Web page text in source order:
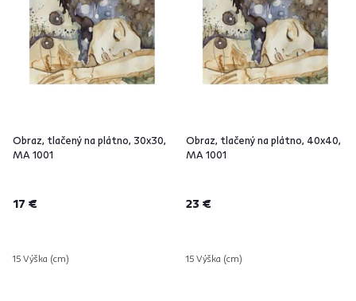
Obraz, tlačený na plátno, 30x30,
MA 1001
17 €
15 Výška (cm)
Obraz, tlačený na plátno, 40x40,
MA 1001
23 €
15 Výška (cm)